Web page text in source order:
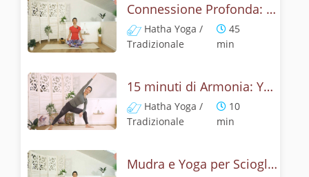
Connessione Profonda: Hatha Yoga e Mantra per l'Anima
Hatha Yoga /
Tradizionale
45
min
15 minuti di Armonia: Yoga contro Stress
Hatha Yoga /
Tradizionale
10
min
Mudra e Yoga per Sciogliere lo Stress